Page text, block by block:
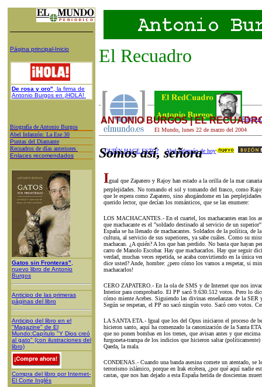
Página principal-Inicio
De rosa y oro" , la firma de
Antonio Burgos en ¡HOLA!
Biografía de Antonio Burgos
Abel Infanzón: La Ese 30
Puntas del Diamante
Recuadros de días anteriores
Enlaces recomendados
Gatos sin Fronteras"
nuevo libro de Antonio
Burgos
Anticipo de las primeras
páginas del libro
Anticipo del libro en el
"Magazine" de El
Mundo:Capítulo "Y Dios creó
al gato" (con ilustraciones del
libro)
Compra del libro por Internet-
El Corte Inglés
El Recuadro
El Mundo, lunes 22 de marzo del 2004
¿QUIÉN HACE ESTO? Abel Infanzón de hoy
ANTONIO BURGOS | EL
Somos así, señora
Igual que Zapatero y Rajoy han estado a la orilla de la mar
perplejidades. No tomando el sol y tomando del frasco, como
que le espera como Zapatero, sino ahogándome en las
querido lector, que decían los románticos, que se las enumere:
LOS MACHACANTES.- En el cuartel, los machacantes eran los
que machacante es el "soldado destinado al servicio de un
España se ha llenado de machacantes. Soldados de la política, de
cultura, al servicio de sus superiores, ya sabe cuáles. Como su
machacan. ¿A quién? A los que han perdido. No basta que hayan
carro de Manolo Escobar. Hay que machacarlos. Hay que seguir
verdad, muchas veces repetida, se acaba convirtiendo en la única
dice usted? Ande, hombre: ¿pero cómo los vamos a respetar, si
machacarlos!
CERO ZAPATERO.- En la ola de SMS y de Internet que nos
Interior para comprobarlo. El PP sacó 9.630.512 votos. Pero lo
cómo miente Acebes. Siguiendo las divinas enseñanzas de la SER
Según se respetan, el PP no sacó ningún voto. Sacó cero votos.
LA SANTA ETA.- Igual que los del Opus iniciaron el proceso de
hicieron santo, aquí ha comenzado la canonización de la Santa
que no ponen bombas en los trenes, que avisan antes y que
furgoneta-trampa de los indicios que hicieron saltar
Qaeda, la mala.
CONDENAS.- Cuando una banda asesina comete un atentado, se
terrorismo islámico, porque en Irak etcétera, ¿por qué aquí nadie
castas, que nos han dejado a esta España herida de doscientas